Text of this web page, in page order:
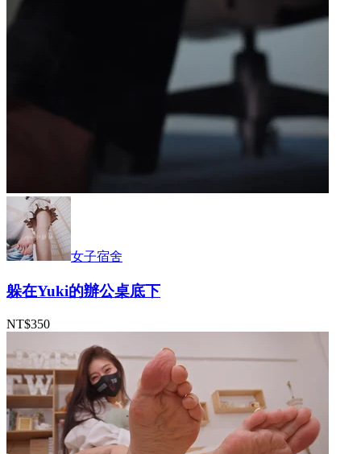
女子宿舍
躲在Yuki的辦公桌底下
NT$350